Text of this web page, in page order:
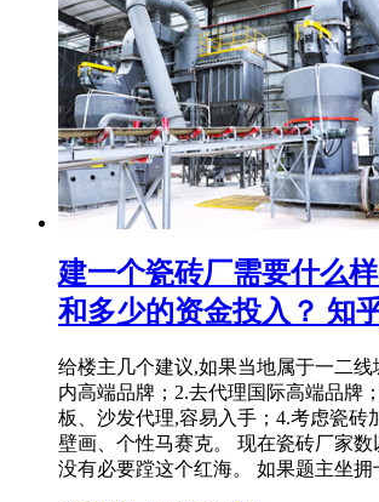
建一个瓷砖厂需要什么
和多少的资金投入？ 知
给楼主几个建议,如果当地属于一二线
内高端品牌；2.去代理国际高端品牌
板、沙发代理,容易入手；4.考虑瓷砖
壁画、个性马赛克。 现在瓷砖厂家数
没有必要蹚这个红海。 如果题主坐拥